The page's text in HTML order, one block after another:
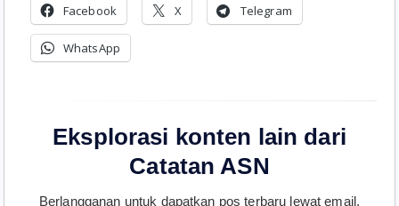
Facebook X Telegram
WhatsApp
Eksplorasi konten lain dari
Catatan ASN
Berlangganan untuk dapatkan pos terbaru lewat email.